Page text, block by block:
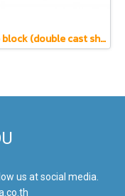
Mame block (double cast sheave)
us at social media.